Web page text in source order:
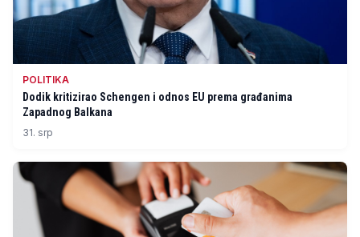
POLITIKA
Dodik kritizirao Schengen i odnos EU prema građanima
Zapadnog Balkana
31. srp